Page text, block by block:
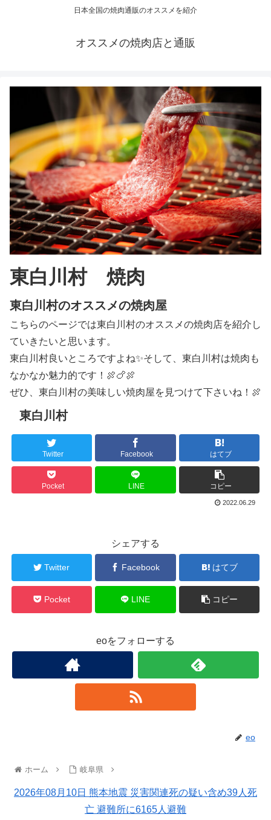
日本全国の焼肉通販のオススメを紹介
オススメの焼肉店と通販
東白川村 焼肉
東白川村のオススメの焼肉屋
こちらのページでは東白川村のオススメの焼肉店を紹介し
ていきたいと思います。
東白川村良いところですよね✨そして、東白川村は焼肉も
なかなか魅力的です！🍖🍗🍖
ぜひ、東白川村の美味しい焼肉屋を見つけて下さいね！🍖
東白川村
Twitter Facebook はてブ
Pocket LINE コピー
2022.06.29
シェアする
Twitter Facebook はてブ
Pocket LINE コピー
eoをフォローする
eo
ホーム 岐阜県
2026年08月10日 熊本地震 災害関連死の疑い含め39人死
亡 避難所に6165人避難